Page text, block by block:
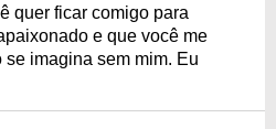
quer ficar comigo para
e que você me
imagina sem mim. Eu